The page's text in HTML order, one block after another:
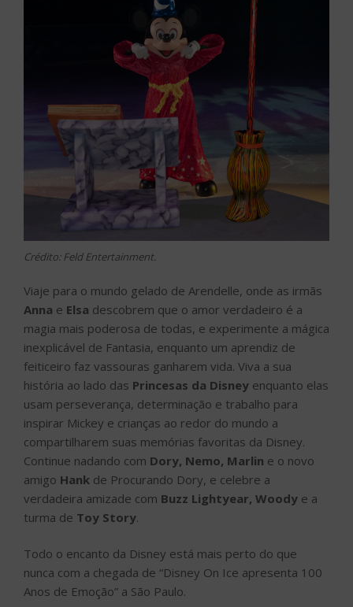
Crédito: Feld Entertainment.
Viaje para o mundo gelado de Arendelle, onde as irmãs
Anna e Elsa descobrem que o amor verdadeiro é a
magia mais poderosa de todas, e experimente a mágica
inexplicável de Fantasia, enquanto um aprendiz de
feiticeiro faz vassouras ganharem vida. Viva a sua
história ao lado das Princesas da Disney enquanto elas
usam perseverança, determinação e trabalho para
inspirar Mickey e crianças ao redor do mundo a
compartilharem suas memórias favoritas da Disney.
Continue nadando com Dory, Nemo, Marlin e o novo
amigo Hank de Procurando Dory, e celebre a
verdadeira amizade com Buzz Lightyear, Woody e a
turma de Toy Story.
Todo o encanto da Disney está mais perto do que
nunca com a chegada de “Disney On Ice apresenta 100
Anos de Emoção” a São Paulo.